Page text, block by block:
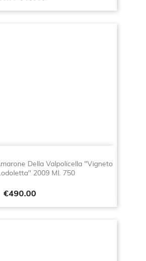
Della Valpolicella "Vigneto
2009 Ml. 750
Price
€490.00